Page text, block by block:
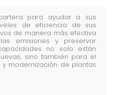
para ayudar a sus
de eficiencia de sus
de manera más efectiva
emisiones y preservar
no solo están
sino también para el
modernización de plantas